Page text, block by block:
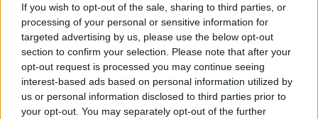
If you wish to opt-out of the sale, sharing to third parties, or
processing of your personal or sensitive information for
targeted advertising by us, please use the below opt-out
section to confirm your selection. Please note that after your
opt-out request is processed you may continue seeing
interest-based ads based on personal information utilized by
us or personal information disclosed to third parties prior to
your opt-out. You may separately opt-out of the further
Είδος υπό εξαφάνιση οι υπερπολύτεκνοι στην
Ελλάδα που γερνάει: Τα... δύο ταψιά μεσημεριανό,
τα επιδόματα, η καθημερινότητά τους